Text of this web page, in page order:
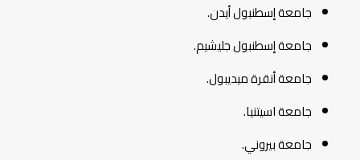
جامعة إسطنبول أيدن.
جامعة إسطنبول جليشيم.
جامعة أنقرة ميديبول.
جامعة اسيتنيا.
جامعة بيروني.